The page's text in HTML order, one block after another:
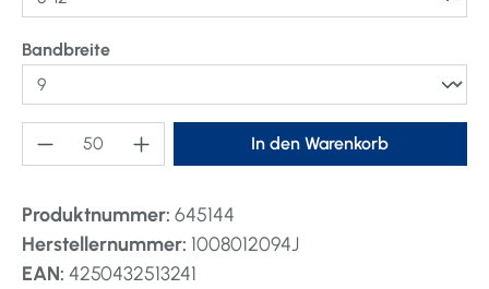
Bandbreiteauswählen
Produkt Anzahl: Gib den gewünschten
In den Warenkorb
Produktnummer: 645144
Herstellernummer: 1008012094J
EAN: 4250432513241